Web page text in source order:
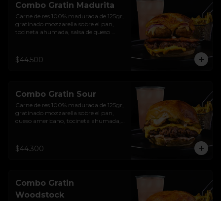
Combo Gratin Madurita
Carne de res 100% madurada de 125gr,
gratinado mozzarella sobre el pan,
tocineta ahumada, salsa de queso
morada, sour cream de sriracha
levemente picante y pan brioche
$44.500
Combo Gratin Sour
Carne de res 100% madurada de 125gr,
gratinado mozzarella sobre el pan,
queso americano, tocineta ahumada,
pepinillos y pan brioche sellado +
papas + bebida de la casa
$44.300
Combo Gratin
Woodstock